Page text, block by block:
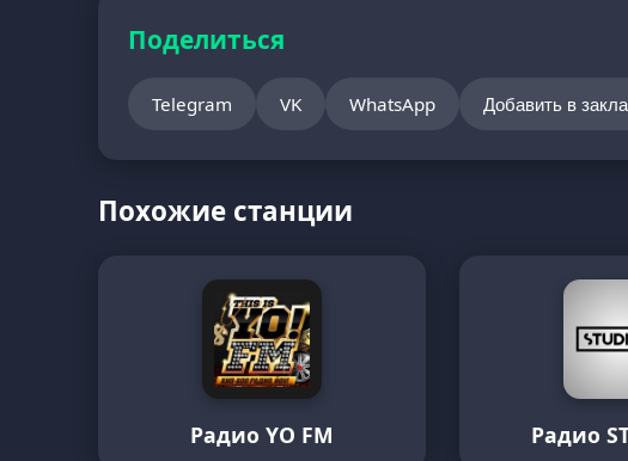
Поделиться
Telegram VK WhatsApp Добавить в
Похожие станции
Радио YO FM Радио